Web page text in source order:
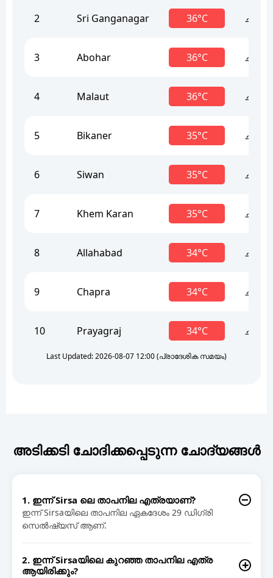
2 Sri Ganganagar 36°C ചൂട്
3 Abohar 36°C ചൂട്
4 Malaut 36°C ചൂട്
5 Bikaner 35°C ചൂട്
6 Siwan 35°C ചൂട്
7 Khem Karan 35°C ചൂട്
8 Allahabad 34°C ചൂട്
9 Chapra 34°C ചൂട്
10 Prayagraj 34°C ചൂട്
Last Updated: 2026-08-07 12:00 (പ്രാദേശിക സമയം)
അടിക്കടി ചോദിക്കപ്പെടുന്ന ചോദ്യങ്ങൾ
1. ഇന്ന് Sirsa ലെ താപനില എത്രയാണ്?
ഇന്ന് Sirsaയിലെ താപനില ഏകദേശം 29 ഡിഗ്രി
സെൽഷ്യസ് ആണ്.
2. ഇന്ന് Sirsaയിലെ കുറഞ്ഞ താപനില എത്ര
ആയിരിക്കും?